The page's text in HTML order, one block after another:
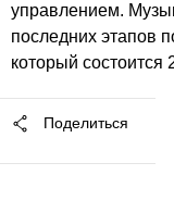
управлением.
последних этапов
который состоится
Поделиться